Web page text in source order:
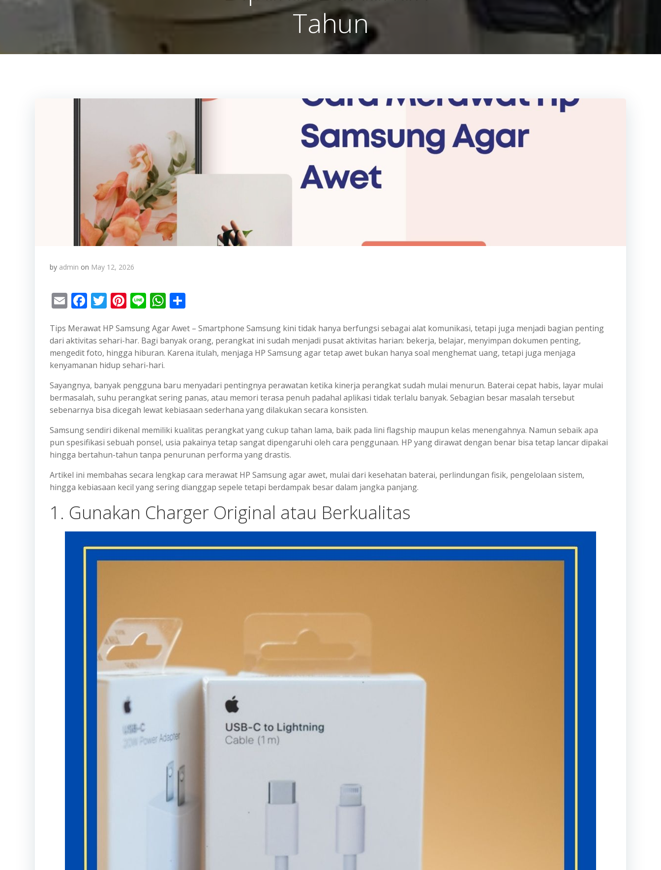
Tahun
by admin on May 12, 2026
EmailFacebook
Twitter
Pinterest
LineWhatsApp
Tips Merawat HP Samsung Agar Awet – Smartphone Samsung kini tidak hanya berfungsi sebagai alat komunikasi, tetapi juga menjadi bagian penting
dari aktivitas sehari-har. Bagi banyak orang, perangkat ini sudah menjadi pusat aktivitas harian: bekerja, belajar, menyimpan dokumen penting,
mengedit foto, hingga hiburan. Karena itulah, menjaga HP Samsung agar tetap awet bukan hanya soal menghemat uang, tetapi juga menjaga
kenyamanan hidup sehari-hari.
Sayangnya, banyak pengguna baru menyadari pentingnya perawatan ketika kinerja perangkat sudah mulai menurun. Baterai cepat habis, layar mulai
bermasalah, suhu perangkat sering panas, atau memori terasa penuh padahal aplikasi tidak terlalu banyak. Sebagian besar masalah tersebut
sebenarnya bisa dicegah lewat kebiasaan sederhana yang dilakukan secara konsisten.
Samsung sendiri dikenal memiliki kualitas perangkat yang cukup tahan lama, baik pada lini flagship maupun kelas menengahnya. Namun sebaik apa
pun spesifikasi sebuah ponsel, usia pakainya tetap sangat dipengaruhi oleh cara penggunaan. HP yang dirawat dengan benar bisa tetap lancar dipakai
hingga bertahun-tahun tanpa penurunan performa yang drastis.
Artikel ini membahas secara lengkap cara merawat HP Samsung agar awet, mulai dari kesehatan baterai, perlindungan fisik, pengelolaan sistem,
hingga kebiasaan kecil yang sering dianggap sepele tetapi berdampak besar dalam jangka panjang.
1. Gunakan Charger Original atau Berkualitas